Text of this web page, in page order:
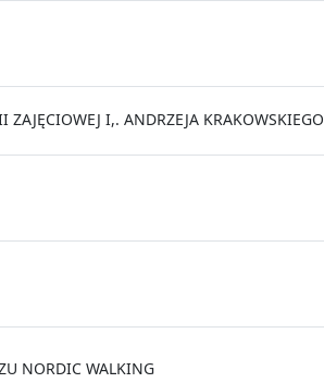
ZAJĘCIOWEJ I,. ANDRZEJA KRAKOWSKIEGO
NORDIC WALKING